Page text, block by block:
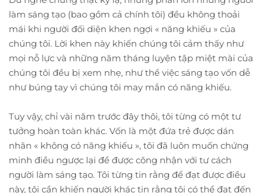
làm sáng tạo (bao gồm cả chính tôi) đều không thoải
mái khi người đối diện khen ngợi « năng khiếu » của
chúng tôi. Lời khen này khiến chúng tôi cảm thấy như
mọi nỗ lực và những năm tháng luyện tập miệt mài của
chúng tôi đều bị xem nhẹ, như thể việc sáng tạo vốn dễ
như búng tay vì chúng tôi may mắn có năng khiếu.
Tuy vậy, chỉ vài năm trước đây thôi, tôi từng có một tư
tưởng hoàn toàn khác. Vốn là một đứa trẻ được dán
nhãn « không có năng khiếu », tôi đã luôn muốn chứng
minh điều ngược lại để được công nhận với tư cách
người làm sáng tạo. Tôi từng tin rằng để đạt được điều
này, tôi cần khiến người khác tin rằng tôi có thể đạt đến